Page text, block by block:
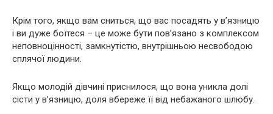
Крім того, якщо вам сниться, що вас посадять у в’язницю
і ви дуже боїтеся – це може бути пов’язано з комплексом
неповноцінності, замкнутістю, внутрішньою несвободою
сплячої людини.
Якщо молодій дівчині приснилося, що вона уникла долі
сісти у в’язницю, доля вбереже її від небажаного шлюбу.